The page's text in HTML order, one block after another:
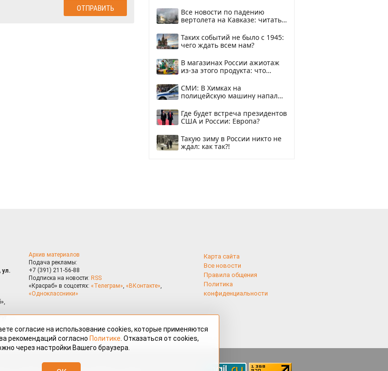
Все новости по падению
вертолета на Кавказе: читать
Таких событий не было с 1945:
чего ждать всем нам?
В магазинах России ажиотаж
из-за этого продукта: что
СМИ: В Химках на
полицейскую машину напали
Где будет встреча президентов
США и России: Европа?
Такую зиму в России никто не
ждал: как так?!
ул.
Архив материалов
Подача рекламы:
+7 (391) 211-56-88
Подписка на новости: RSS
«Красраб» в соцсетях: «Телеграм», «ВКонтакте»,
«Одноклассники»
Карта сайта
Все новости
Правила общения
Политика
конфиденциальности
«Красраб.ру» сотрудниками редакции, нештатными
согласие на использование cookies, которые применяются
рекомендаций согласно Политике . Отказаться от cookies,
через настройки Вашего браузера.